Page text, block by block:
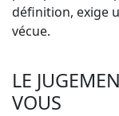
définition, exige
vécue.
LE
VOUS